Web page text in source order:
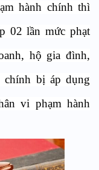
hành chính thì
02 lần mức phạt
hộ gia đình,
chính bị áp dụng
vi phạm hành